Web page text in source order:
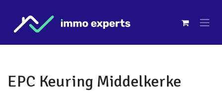
EPC Keuring Middelkerke